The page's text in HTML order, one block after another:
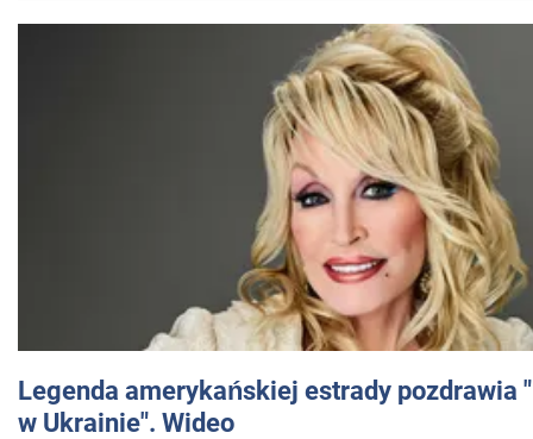
Legenda amerykańskiej estrady pozdrawia
w Ukrainie". Wideo